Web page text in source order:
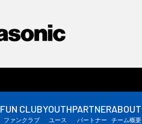
FUN CLUB
ファンクラブ
YOUTH
ユース
PARTNER
パートナー
ABOUT
チーム概要